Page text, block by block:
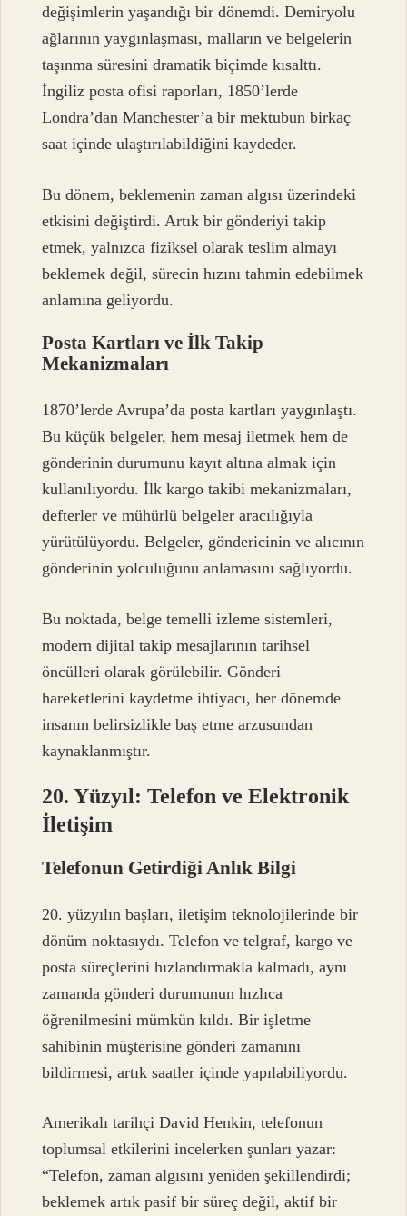
değişimlerin yaşandığı bir dönemdi. Demiryolu
ağlarının yaygınlaşması, malların ve belgelerin
taşınma süresini dramatik biçimde kısalttı.
İngiliz posta ofisi raporları, 1850’lerde
Londra’dan Manchester’a bir mektubun birkaç
saat içinde ulaştırılabildiğini kaydeder.
Bu dönem,beklemenin zaman algısı üzerindeki
etkisini değiştirdi. Artık bir gönderiyi takip
etmek, yalnızca fiziksel olarak teslim almayı
beklemek değil, sürecin hızını tahmin edebilmek
anlamına geliyordu.
Posta Kartları ve İlk Takip
Mekanizmaları
1870’lerde Avrupa’da posta kartları yaygınlaştı.
Bu küçük belgeler, hem mesaj iletmek hem de
gönderinin durumunu kayıt altına almak için
kullanılıyordu. İlk kargo takibi mekanizmaları,
defterler ve mühürlü belgeler aracılığıyla
yürütülüyordu. Belgeler, göndericinin ve alıcının
gönderinin yolculuğunu anlamasını sağlıyordu.
Bu noktada, belge temelli izleme sistemleri,
modern dijital takip mesajlarının tarihsel
öncülleri olarak görülebilir. Gönderi
hareketlerini kaydetme ihtiyacı, her dönemde
insanın belirsizlikle baş etme arzusundan
kaynaklanmıştır.
20. Yüzyıl: Telefon ve Elektronik
İletişim
Telefonun Getirdiği Anlık Bilgi
20. yüzyılın başları, iletişim teknolojilerinde bir
dönüm noktasıydı. Telefon ve telgraf, kargo ve
posta süreçlerini hızlandırmakla kalmadı, aynı
zamanda gönderi durumunun hızlıca
öğrenilmesini mümkün kıldı. Bir işletme
sahibinin müşterisine gönderi zamanını
bildirmesi, artık saatler içinde yapılabiliyordu.
Amerikalı tarihçi David Henkin, telefonun
toplumsal etkilerini incelerken şunları yazar:
“Telefon, zaman algısını yeniden şekillendirdi;
beklemek artık pasif bir süreç değil, aktif bir